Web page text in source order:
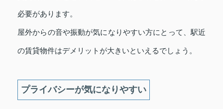
必要があります。
屋外からの音や振動が気になりやすい方にとって、駅近
の賃貸物件はデメリットが大きいといえるでしょう。
プライバシーが気になりやすい